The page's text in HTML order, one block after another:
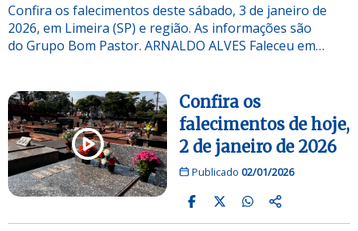
Confira os falecimentos deste sábado, 3 de janeiro de
2026, em Limeira (SP) e região. As informações são
do Grupo Bom Pastor. ARNALDO ALVES Faleceu em…
Confira os
falecimentos de hoje,
2 de janeiro de 2026
Publicado 02/01/2026